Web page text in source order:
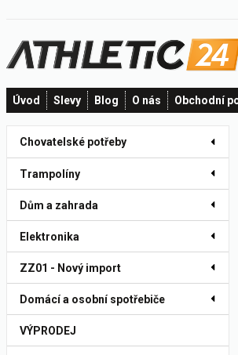
Úvod Slevy Blog O nás Obchodní
Chovatelské potřeby
Trampolíny
Dům a zahrada
Elektronika
ZZ01 - Nový import
Domácí a osobní spotřebiče
VÝPRODEJ